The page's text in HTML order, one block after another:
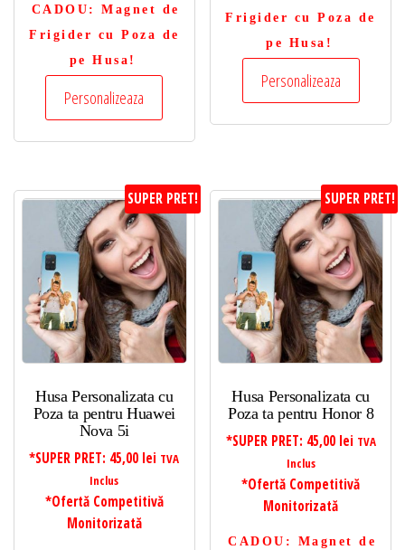
CADOU : Magnet de
Frigider cu Poza de
pe Husa!
Personalizeaza
Frigider cu Poza de
pe Husa!
Personalizeaza
SUPER PRET!
Husa Personalizata cu
Poza ta pentru Huawei
Nova 5i
*SUPER PRET: 45,00 lei TVA
Inclus
*Ofertă Competitivă
Monitorizată
SUPER PRET!
Husa Personalizata cu
Poza ta pentru Honor 8
*SUPER PRET: 45,00 lei TVA
Inclus
*Ofertă Competitivă
Monitorizată
CADOU : Magnet de